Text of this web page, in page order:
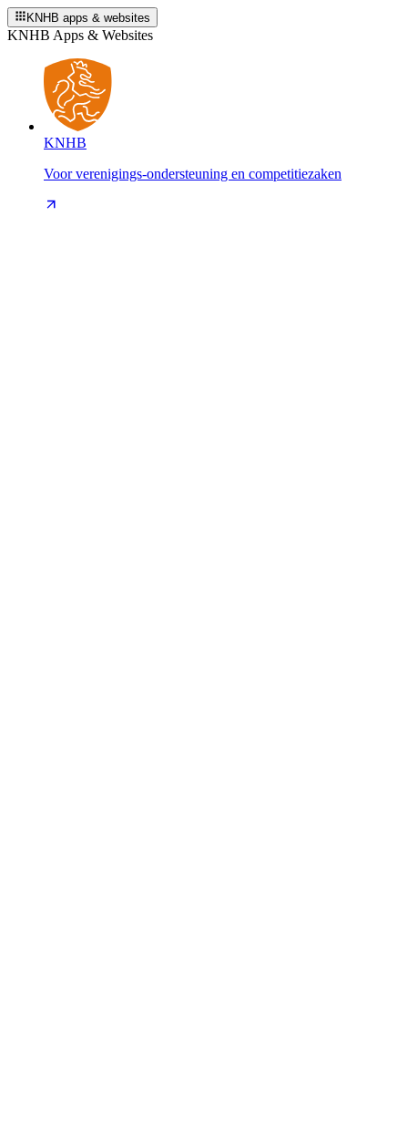
KNHB apps & websites
KNHB Apps & Websites
KNHB
Voor verenigings-ondersteuning en competitiezaken